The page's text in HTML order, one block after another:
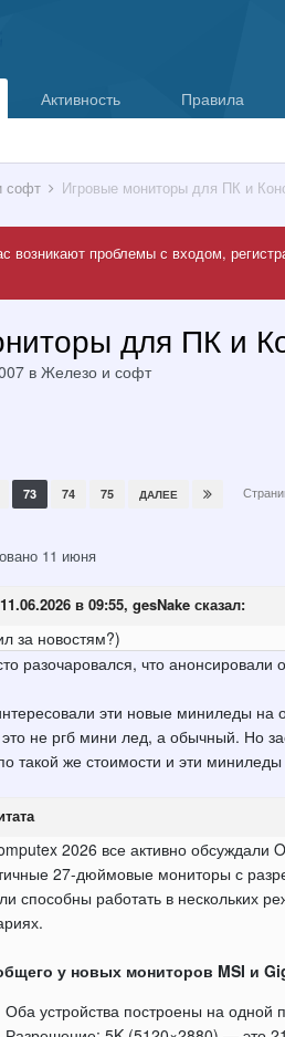
Активность Правила
софт Игровые мониторы для ПК и
возникают проблемы с входом,
для ПК и
в Железо и софт
73 74 75 ДАЛЕЕ
11 июня
в 09:55, gesNakeсказал:
за новостям?)
разочаровался, что анонсировали
эти новые миниледы на
не ргб мини лед, а обычный. Но
такой же стоимости и эти
2026 все активно обсуждали
27-дюймовые мониторы с
способны работать в нескольких
у новых мониторов MSI и
Оба устройства построены на одной